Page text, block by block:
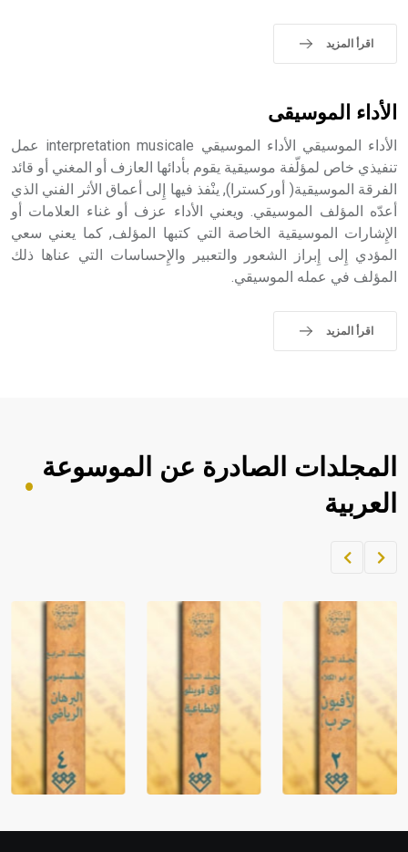
اقرأ المزيد
الأداء الموسيقى
الأداء الموسيقي الأداء الموسيقي interpretation musicale عمل
تنفيذي خاص لمؤلّفة موسيقية يقوم بأدائها العازف أو المغني أو قائد
الفرقة الموسيقية( أوركسترا), ينْفذ فيها إِلى أعماق الأثر الفني الذي
أعدّه المؤلف الموسيقي. ويعني الأداء عزف أو غناء العلامات أو
الإِشارات الموسيقية الخاصة التي كتبها المؤلف, كما يعني سعي
المؤدي إِلى إِبراز الشعور والتعبير والإِحساسات التي عناها ذلك
المؤلف في عمله الموسيقي.
اقرأ المزيد
المجلدات الصادرة عن الموسوعة
العربية